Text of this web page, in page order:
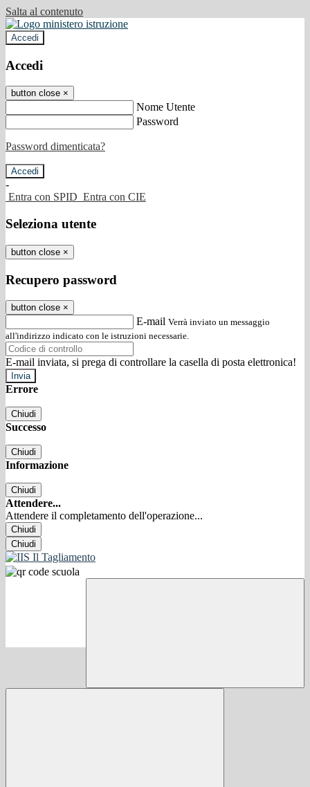
Salta al contenuto
Accedi
Accedi
button close ×
Nome Utente
Password
Password dimenticata?
-
Entra con SPID Entra con CIE
Seleziona utente
button close ×
Recupero password
button close ×
E-mail Verrà inviato un messaggio
all'indirizzo indicato con le istruzioni necessarie.
E-mail inviata, si prega di controllare la casella di posta elettronica!
Errore
Chiudi
Successo
Chiudi
Informazione
Chiudi
Attendere...
Attendere il completamento dell'operazione...
Chiudi
Chiudi